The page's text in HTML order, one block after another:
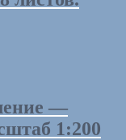
—
1:200